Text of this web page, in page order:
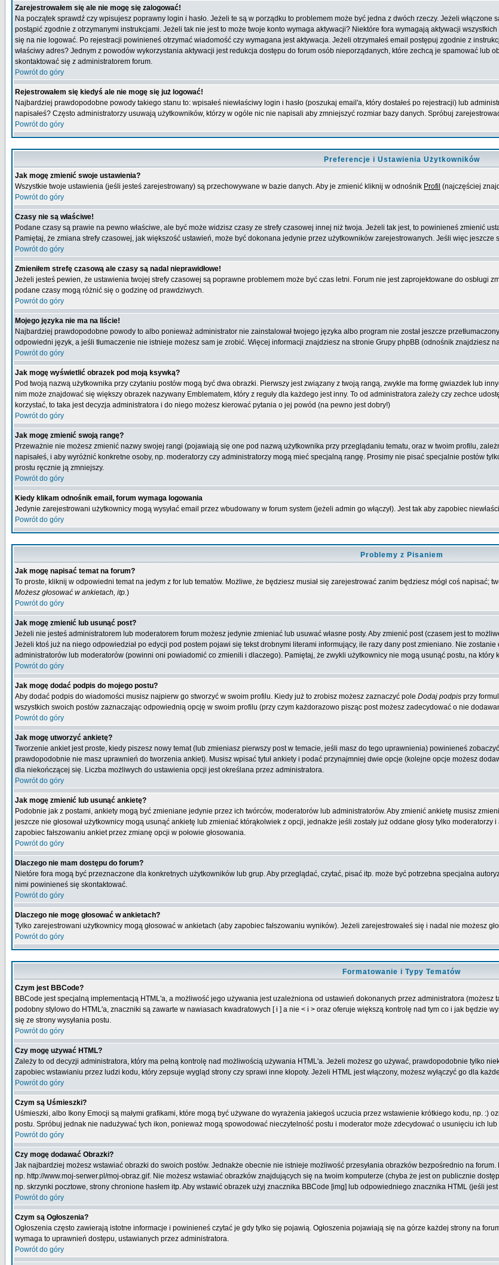
Zarejestrowałem się ale nie mogę się zalogować!
Na początek sprawdź czy wpisujesz poprawny login i hasło. Jeżeli te są w porządku to problemem może być jedna z dwóch rzeczy. Jeżeli włączone
postąpić zgodnie z otrzymanymi instrukcjami. Jeżeli tak nie jest to może twoje konto wymaga aktywacji? Niektóre fora wymagają aktywacji
się na nie logować. Po rejestracji powinieneś otrzymać wiadomość czy wymagana jest aktywacja. Jeżeli otrzymałeś email postępuj zgodnie z
właściwy adres? Jednym z powodów wykorzystania aktywacji jest redukcja dostępu do forum osób nieporządanych, które zechcą je spamować lub
skontaktować się z administratorem forum.
Powrót do góry
Rejestrowałem się kiedyś ale nie mogę się już logować!
Najbardziej prawdopodobne powody takiego stanu to: wpisałeś niewłaściwy login i hasło (poszukaj email'a, który dostałeś po rejestracji) lub
napisałeś? Często administratorzy usuwają użytkowników, którzy w ogóle nic nie napisali aby zmniejszyć rozmiar bazy danych. Spróbuj
Powrót do góry
Preferencje i Ustawienia Użytkowników
Jak mogę zmienić swoje ustawienia?
Wszystkie twoje ustawienia (jeśli jesteś zarejestrowany) są przechowywane w bazie danych. Aby je zmienić kliknij w odnośnik Profil (najczęściej
Powrót do góry
Czasy nie są właściwe!
Podane czasy są prawie na pewno właściwe, ale być może widzisz czasy ze strefy czasowej innej niż twoja. Jeżeli tak jest, to powinieneś zmienić
Pamiętaj, że zmiana strefy czasowej, jak większość ustawień, może być dokonana jedynie przez użytkowników zarejestrowanych. Jeśli więc jeszcze
Powrót do góry
Zmieniłem strefę czasową ale czasy są nadal nieprawidłowe!
Jeżeli jesteś pewien, że ustawienia twojej strefy czasowej są poprawne problemem może być czas letni. Forum nie jest zaprojektowane do osbługi
podane czasy mogą różnić się o godzinę od prawdziwych.
Powrót do góry
Mojego języka nie ma na liście!
Najbardziej prawdopodobne powody to albo ponieważ administrator nie zainstalował twojego języka albo program nie został jeszcze
odpowiedni język, a jeśli tłumaczenie nie istnieje możesz sam je zrobić. Więcej informacji znajdziesz na stronie Grupy phpBB (odnośnik znajdziesz
Powrót do góry
Jak mogę wyświetlić obrazek pod moją ksywką?
Pod twoją nazwą użytkownika przy czytaniu postów mogą być dwa obrazki. Pierwszy jest związany z twoją rangą, zwykle ma formę gwiazdek lub
nim może znajdować się większy obrazek nazywany Emblematem, który z reguły dla każdego jest inny. To od administratora zależy czy zechce
korzystać, to taka jest decyzja administratora i do niego możesz kierować pytania o jej powód (na pewno jest dobry!)
Powrót do góry
Jak mogę zmienić swoją rangę?
Przeważnie nie możesz zmienić nazwy swojej rangi (pojawiają się one pod nazwą użytkownika przy przeglądaniu tematu, oraz w twoim profilu,
napisałeś, i aby wyróżnić konkretne osoby, np. moderatorzy czy administratorzy mogą mieć specjalną rangę. Prosimy nie pisać specjalnie postów
prostu ręcznie ją zmniejszy.
Powrót do góry
Kiedy klikam odnośnik email, forum wymaga logowania
Jedynie zarejestrowani użytkownicy mogą wysyłać email przez wbudowany w forum system (jeżeli admin go włączył). Jest tak aby zapobiec
Powrót do góry
Problemy z Pisaniem
Jak mogę napisać temat na forum?
To proste, kliknij w odpowiedni temat na jedym z for lub tematów. Możliwe, że będziesz musiał się zarejestrować zanim będziesz mógł coś napisać;
Możesz głosować w ankietach, itp.)
Powrót do góry
Jak mogę zmienić lub usunąć post?
Jeżeli nie jesteś administratorem lub moderatorem forum możesz jedynie zmieniać lub usuwać własne posty. Aby zmienić post (czasem jest to
Jeżeli ktoś już na niego odpowiedział po edycji pod postem pojawi się tekst drobnymi literami informujący, ile razy dany post zmieniano. Nie
administratorów lub moderatorów (powinni oni powiadomić co zmienili i dlaczego). Pamiętaj, że zwykli użytkownicy nie mogą usunąć postu, na który
Powrót do góry
Jak mogę dodać podpis do mojego postu?
Aby dodać podpis do wiadomości musisz najpierw go stworzyć w swoim profilu. Kiedy już to zrobisz możesz zaznaczyć pole Dodaj podpis przy
wszystkich swoich postów zaznaczając odpowiednią opcję w swoim profilu (przy czym każdorazowo pisząc post możesz zadecydować o nie
Powrót do góry
Jak mogę utworzyć ankietę?
Tworzenie ankiet jest proste, kiedy piszesz nowy temat (lub zmieniasz pierwszy post w temacie, jeśli masz do tego uprawnienia) powinieneś
prawdopodobnie nie masz uprawnień do tworzenia ankiet). Musisz wpisać tytuł ankiety i podać przynajmniej dwie opcje (kolejne opcje możesz
dla niekończącej się. Liczba możliwych do ustawienia opcji jest określana przez administratora.
Powrót do góry
Jak mogę zmienić lub usunąć ankietę?
Podobnie jak z postami, ankiety mogą być zmieniane jedynie przez ich twórców, moderatorów lub administratorów. Aby zmienić ankietę musisz
jeszcze nie głosował użytkownicy mogą usunąć ankietę lub zmieniać którąkolwiek z opcji, jednakże jeśli zostały już oddane głosy tylko
zapobiec fałszowaniu ankiet przez zmianę opcji w połowie głosowania.
Powrót do góry
Dlaczego nie mam dostępu do forum?
Nietóre fora mogą być przeznaczone dla konkretnych użytkowników lub grup. Aby przeglądać, czytać, pisać itp. może być potrzebna specjalna
nimi powinieneś się skontaktować.
Powrót do góry
Dlaczego nie mogę głosować w ankietach?
Tylko zarejestrowani użytkownicy mogą głosować w ankietach (aby zapobiec fałszowaniu wyników). Jeżeli zarejestrowałeś się i nadal nie możesz
Powrót do góry
Formatowanie i Typy Tematów
Czym jest BBCode?
BBCode jest specjalną implementacją HTML'a, a możliwość jego używania jest uzależniona od ustawień dokonanych przez administratora (możesz
podobny stylowo do HTML'a, znaczniki są zawarte w nawiasach kwadratowych [ i ] a nie < i > oraz oferuje większą kontrolę nad tym co i jak będzie
się ze strony wysyłania postu.
Powrót do góry
Czy mogę używać HTML?
Zależy to od decyzji administratora, który ma pełną kontrolę nad możliwością używania HTML'a. Jeżeli możesz go używać, prawdopodobnie tylko
zapobiec wstawianiu przez ludzi kodu, który zepsuje wygląd strony czy sprawi inne kłopoty. Jeżeli HTML jest włączony, możesz wyłączyć go dla
Powrót do góry
Czym są Uśmieszki?
Uśmieszki, albo Ikony Emocji są małymi grafikami, które mogą być używane do wyrażenia jakiegoś uczucia przez wstawienie krótkiego kodu, np. :)
postu. Spróbuj jednak nie nadużywać tych ikon, ponieważ mogą spowodować nieczytelność postu i moderator może zdecydować o usunięciu ich lub
Powrót do góry
Czy mogę dodawać Obrazki?
Jak najbardziej możesz wstawiać obrazki do swoich postów. Jednakże obecnie nie istnieje możliwość przesyłania obrazków bezpośrednio na
np. http://www.moj-serwer.pl/moj-obraz.gif. Nie możesz wstawiać obrazków znajdujących się na twoim komputerze (chyba że jest on publicznie
np. skrzynki pocztowe, strony chronione hasłem itp. Aby wstawić obrazek użyj znacznika BBCode [img] lub odpowiedniego znacznika HTML (jeśli
Powrót do góry
Czym są Ogłoszenia?
Ogłoszenia często zawierają istotne informacje i powinieneś czytać je gdy tylko się pojawią. Ogłoszenia pojawiają się na górze każdej strony na
wymaga to uprawnień dostępu, ustawianych przez administratora.
Powrót do góry